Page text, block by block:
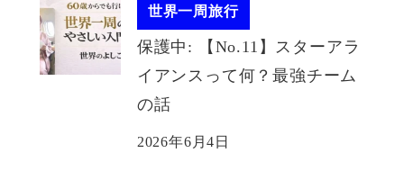
世界一周旅行
保護中: 【No.11】スターアラ
イアンスって何？最強チーム
の話
2026年6月4日